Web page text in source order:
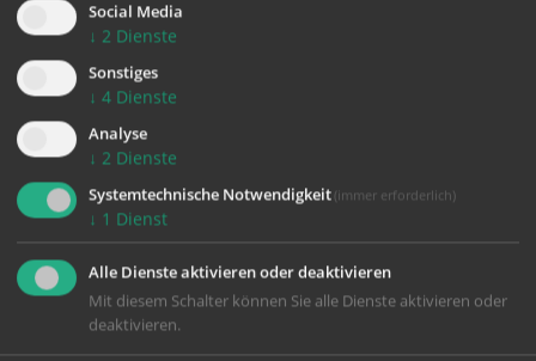
Biserica Ortodoxă Română Linz | Linz | Facebook
Social Media
↓ 2 Dienste
Sonstiges
↓ 4 Dienste
Analyse
↓ 2 Dienste
Systemtechnische Notwendigkeit (immer erforderlich)
↓ 1 Dienst
Alle Dienste aktivieren oder deaktivieren
Mit diesem Schalter können Sie alle Dienste aktivieren oder
deaktivieren.